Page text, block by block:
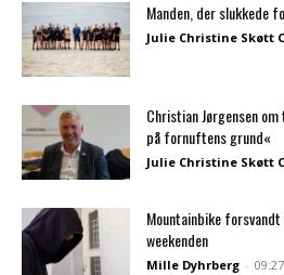
Manden, der slukkede
Julie Christine Skøtt
Christian Jørgensen
på fornuftens grund«
Julie Christine Skøtt
Mountainbike
weekenden
Mille Dyhrberg -